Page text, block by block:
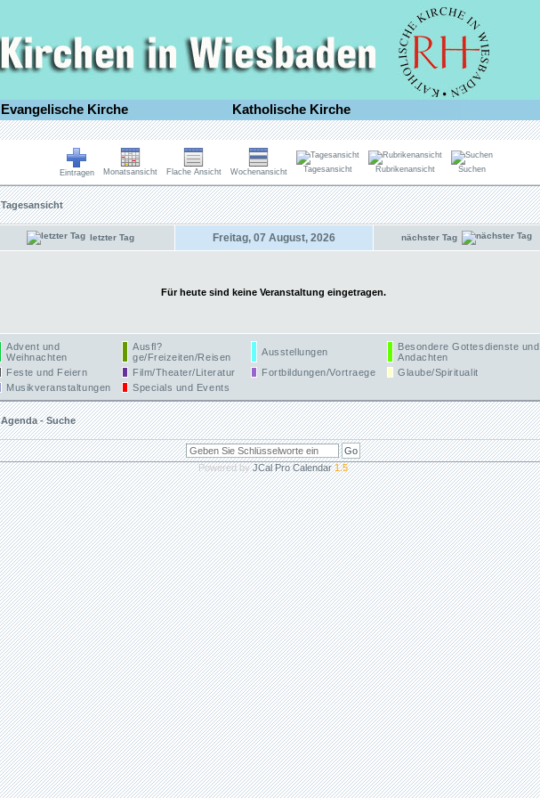
Evangelische Kirche Katholische Kirche
Eintragen Monatsansicht Flache Ansicht Wochenansicht Tagesansicht Rubrikenansicht Suchen
Tagesansicht
letzter Tag Freitag, 07 August, 2026 nächster Tag
Für heute sind keine Veranstaltung eingetragen.
Advent und
Weihnachten
Ausfl?
ge/Freizeiten/Reisen
Ausstellungen
Besondere Gottesdienste und
Andachten
Feste und Feiern
Film/Theater/Literatur Fortbildungen/Vortraege
Glaube/Spiritualit
Musikveranstaltungen
Specials und Events
Agenda - Suche
Powered byJCal Pro Calendar1.5